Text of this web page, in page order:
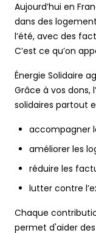
Aujourd’hui en
dans des
l’été, avec des
C’est ce qu’on
Énergie Solidaire
Grâce à vos dons,
solidaires partout
accompagner
améliorer les
réduire les
lutter contre
Chaque
permet d'aider